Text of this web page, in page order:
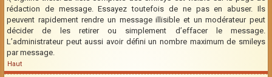
rédaction de message. Essayez toutefois de ne pas en abuser. Ils
peuvent rapidement rendre un message illisible et un modérateur peut
décider de les retirer ou simplement d’effacer le message.
L’administrateur peut aussi avoir défini un nombre maximum de smileys
par message.
Haut